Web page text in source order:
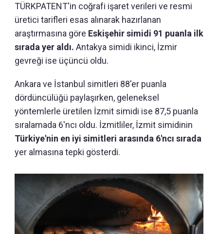
TÜRKPATENT'in coğrafi işaret verileri ve resmi
üretici tarifleri esas alınarak hazırlanan
araştırmasına göre Eskişehir simidi 91 puanla ilk
sırada yer aldı. Antakya simidi ikinci, İzmir
gevreği ise üçüncü oldu.
Ankara ve İstanbul simitleri 88'er puanla
dördüncülüğü paylaşırken, geleneksel
yöntemlerle üretilen İzmit simidi ise 87,5 puanla
sıralamada 6'ncı oldu. İzmitliler, İzmit simidinin
Türkiye'nin en iyi simitleri arasında 6'ncı sırada
yer almasına tepki gösterdi.